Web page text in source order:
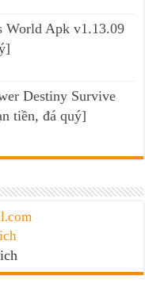
World Apk v1.13.09
Destiny Survive
tiền, đá quý]